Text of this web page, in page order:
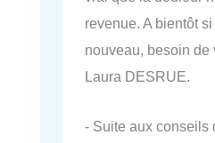
revenue. A bientôt
nouveau, besoin de
Laura DESRUE.
- Suite aux conseils